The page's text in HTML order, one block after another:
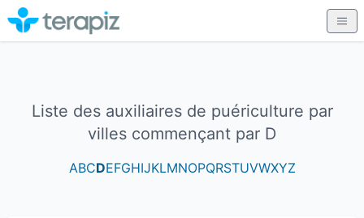
Liste des auxiliaires de puériculture par
villes commençant par D
ABCDEFGHIJKLMNOPQRSTUVWXYZ